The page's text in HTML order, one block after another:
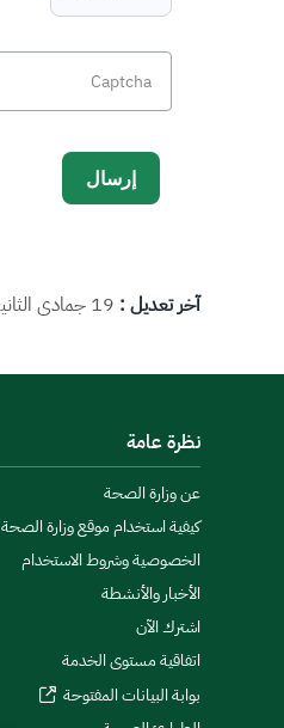
آخر تعديل : 19 جمادى الثانية 1436 هـ 03:35 م
نظرة عامة
عن وزارة الصحة
كيفية استخدام موقع وزارة الصحة
الخصوصية وشروط الاستخدام
الأخبار والأنشطة
اشترك الآن
اتفاقية مستوى الخدمة
بوابة البيانات المفتوحة